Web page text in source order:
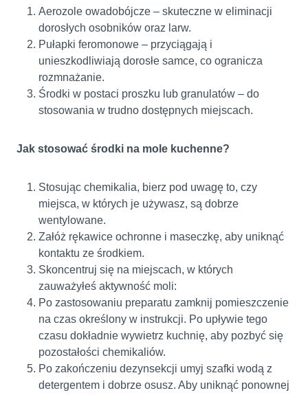
Aerozole owadobójcze – skuteczne w eliminacji
dorosłych osobników oraz larw.
Pułapki feromonowe – przyciągają i
unieszkodliwiają dorosłe samce, co ogranicza
rozmnażanie.
Środki w postaci proszku lub granulatów – do
stosowania w trudno dostępnych miejscach.
Jak stosować środki na mole kuchenne?
Stosując chemikalia, bierz pod uwagę to, czy
miejsca, w których je używasz, są dobrze
wentylowane.
Załóż rękawice ochronne i maseczkę, aby uniknąć
kontaktu ze środkiem.
Skoncentruj się na miejscach, w których
zauważyłeś aktywność moli:
Po zastosowaniu preparatu zamknij pomieszczenie
na czas określony w instrukcji. Po upływie tego
czasu dokładnie wywietrz kuchnię, aby pozbyć się
pozostałości chemikaliów.
Po zakończeniu dezynsekcji umyj szafki wodą z
detergentem i dobrze osusz. Aby uniknąć ponownej